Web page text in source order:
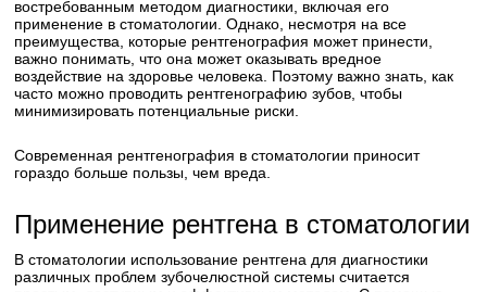
востребованным методом диагностики, включая его
применение в стоматологии. Однако, несмотря на все
преимущества, которые рентгенография может принести,
важно понимать, что она может оказывать вредное
воздействие на здоровье человека. Поэтому важно знать, как
часто можно проводить рентгенографию зубов, чтобы
минимизировать потенциальные риски.
Современная рентгенография в стоматологии приносит
гораздо больше пользы, чем вреда.
Применение рентгена в стоматологии
В стоматологии использование рентгена для диагностики
различных проблем зубочелюстной системы считается